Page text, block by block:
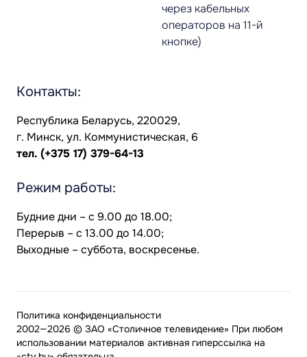
через кабельных
операторов на 11-й
кнопке)
Контакты:
Республика Беларусь, 220029,
г. Минск, ул. Коммунистическая, 6
тел. (+375 17) 379-64-13
Режим работы:
Будние дни – с 9.00 до 18.00;
Перерыв – с 13.00 до 14.00;
Выходные – суббота, воскресенье.
2002—2026 © ЗАО «Столичное телевидение» При любом
использовании материалов активная гиперссылка на
Политика конфиденциальности